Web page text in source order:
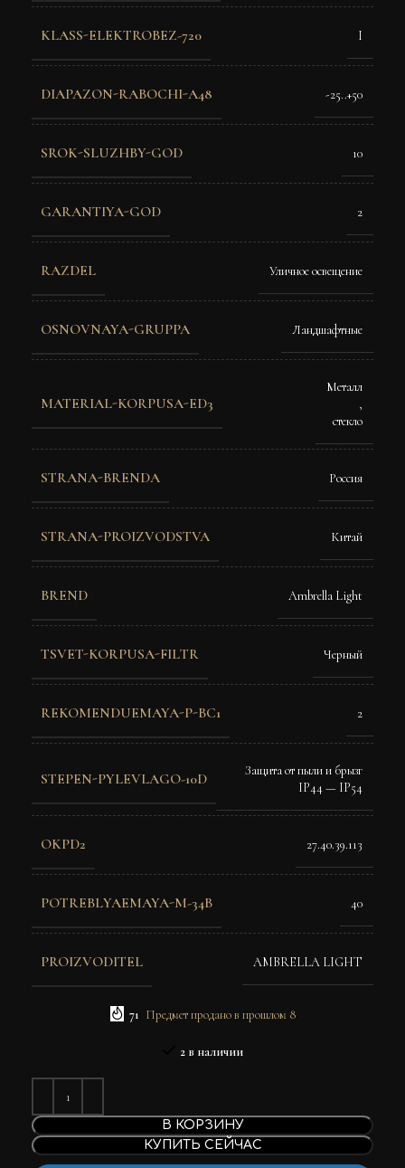
KLASS-ELEKTROBEZ-720 I
DIAPAZON-RABOCHI-A48 -25..+50
SROK-SLUZHBY-GOD 10
GARANTIYA-GOD 2
RAZDEL Уличное освещение
OSNOVNAYA-GRUPPA Ландшафтные
MATERIAL-KORPUSA-ED3
Металл
,
стекло
STRANA-BRENDA Россия
STRANA-PROIZVODSTVA Китай
BREND Ambrella Light
TSVET-KORPUSA-FILTR Черный
REKOMENDUEMAYA-P-BC1 2
STEPEN-PYLEVLAGO-10D
Защита от пыли и брызг
IP44 — IP54
OKPD2 27.40.39.113
POTREBLYAEMAYA-M-34B 40
PROIZVODITEL AMBRELLA LIGHT
71 Предмет продано в прошлом 8
2 в наличии
В КОРЗИНУ
КУПИТЬ СЕЙЧАС